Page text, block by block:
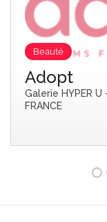
Beauté
Adopt
Galerie HYPER
FRANCE